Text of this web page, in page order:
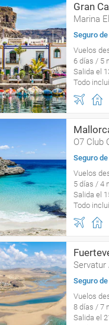
Gran
Marina
Seguro
Vuelos
6 días / 5
Salida el
Todo
O7 Club
Seguro
Vuelos
5 días / 4
Salida el
Todo
Servatur
Seguro
Vuelos
8 días / 7
Salida el